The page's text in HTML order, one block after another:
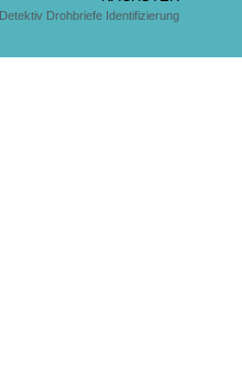
Detektiv Drohbriefe Identifizierung